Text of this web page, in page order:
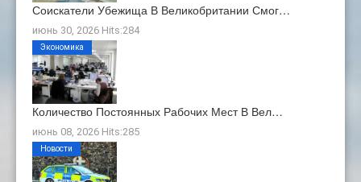
Соискатели Убежища В Великобритании Смог…
июнь 30, 2026 Hits:284
Количество Постоянных Рабочих Мест В Вел…
июнь 08, 2026 Hits:285
Экономика
Новости